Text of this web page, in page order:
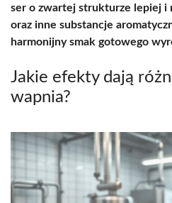
ser o zwartej strukturze lepiej i
oraz inne substancje
harmonijny smak gotowego
Jakie efekty dają
wapnia?